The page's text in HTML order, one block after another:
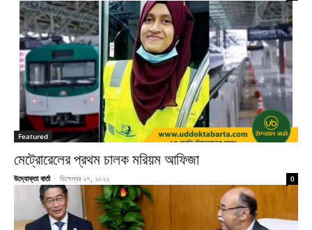
Featured
মেট্রোরেলের প্রথম চালক মরিয়ম আফিজা
উদ্যোক্তা বার্তা - ডিসেম্বর ২৭, ২০২২ 0